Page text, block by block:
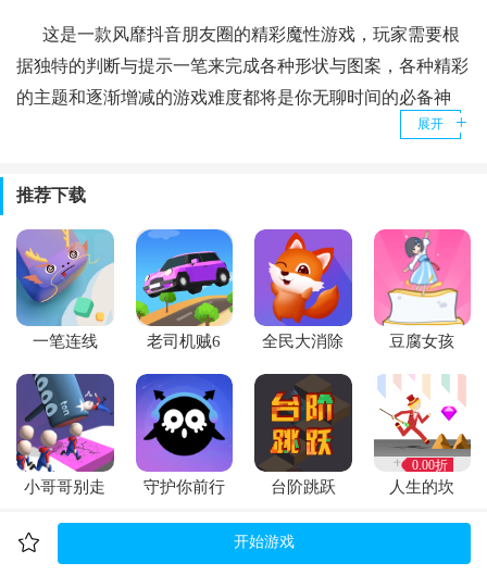
开始游戏
这是一款风靡抖音朋友圈的精彩魔性游戏，玩家需要根
据独特的判断与提示一笔来完成各种形状与图案，各种精彩
的主题和逐渐增减的游戏难度都将是你无聊时间的必备神
一笔连接龙头和龙尾，需要在格子上填充满就可以达成
越往后的时候就越难，谨慎思考研究，然后按照正确的顺序
来完成，不断刷新自己的记录，最终获得更高的分数，还是
很挑战你的脑力的，不管任何休闲时间，随意玩上一局就乐
趣无穷哦。
游戏特色
简约色彩的美术风格，轻松舒适的音乐，滑动来填满所有的
方格；
每局都有一个起点，划线到达终点即可，享受大脑的训练。
式！
展开
推荐下载
0.00折
一笔连线 0.00折
老司机贼6 0.00折
全民大消除 0.00折
豆腐女孩
0.00折
小哥哥别走 0.00折
守护你前行 0.00折
台阶跳跃
0.00折
人生的坎